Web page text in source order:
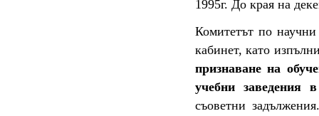
1995г. До края на
Комитетът по
кабинет, като
признаване на
учебни
съоветни